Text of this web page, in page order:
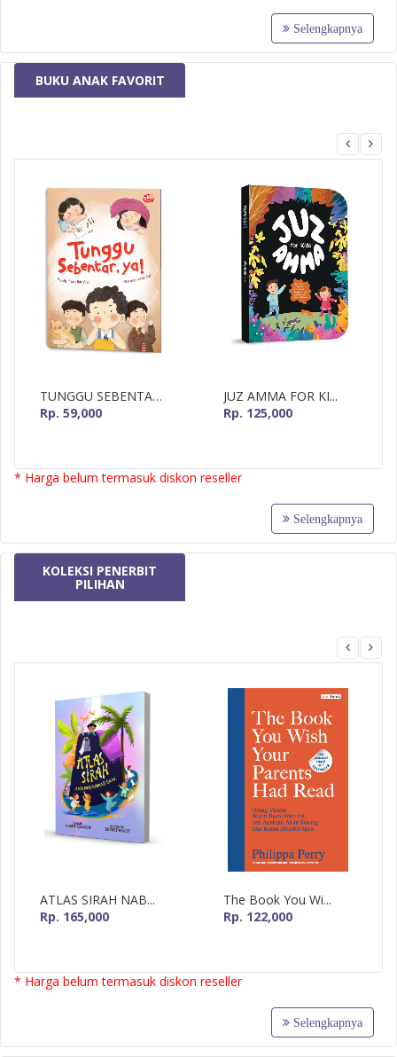
Selengkapnya
BUKU ANAK FAVORIT
TUNGGU SEBENTAR...
Rp. 59,000
JUZ AMMA FOR KI...
Rp. 125,000
* Harga belum termasuk diskon reseller
Selengkapnya
KOLEKSI PENERBIT
PILIHAN
ATLAS SIRAH NAB...
Rp. 165,000
The Book You Wi...
Rp. 122,000
* Harga belum termasuk diskon reseller
Selengkapnya